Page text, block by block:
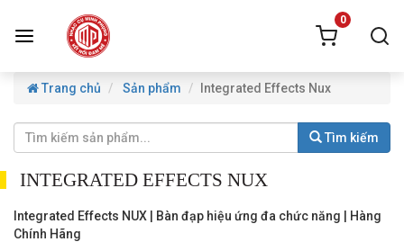
0
Trang chủ Sản phẩm Integrated Effects Nux
Tìm kiếm
INTEGRATED EFFECTS NUX
Integrated Effects NUX | Bàn đạp hiệu ứng đa chức năng | Hàng
Chính Hãng